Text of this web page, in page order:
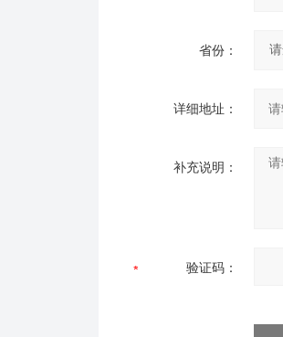
省份：
详细地址：
补充说明：
验证码：